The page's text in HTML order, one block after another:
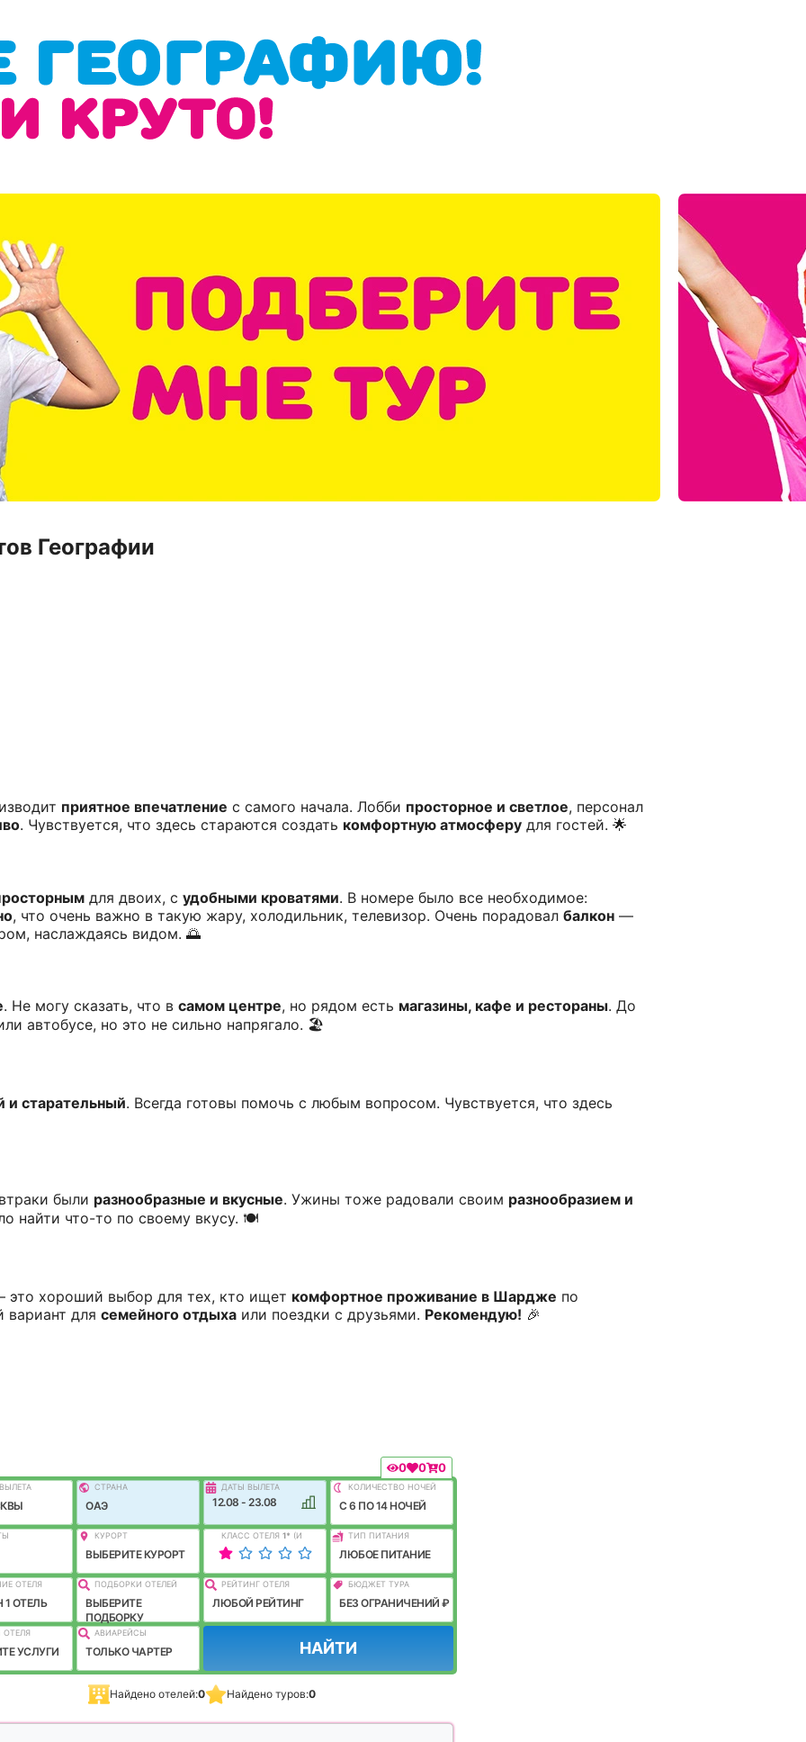
Географии
приятное впечатление с самого начала. Лобби просторное и светлое, персонал
. Чувствуется, что здесь стараются создать комфортную атмосферу для гостей. 🌟
для двоих, с удобными кроватями. В номере было все необходимое:
, что очень важно в такую жару, холодильник, телевизор. Очень порадовал балкон —
наслаждаясь видом. 🌅
. Не могу сказать, что в самом центре, но рядом есть магазины, кафе и рестораны. До
автобусе, но это не сильно напрягало. 🏖️
и старательный. Всегда готовы помочь с любым вопросом. Чувствуется, что здесь
были разнообразные и вкусные. Ужины тоже радовали своим разнообразием и
найти что-то по своему вкусу. 🍽️
это хороший выбор для тех, кто ищет комфортное проживание в Шардже по
вариант для семейного отдыха или поездки с друзьями. Рекомендую! 🎉
0 0 0
СТРАНА
ОАЭ
ДАТЫ ВЫЛЕТА
12.08 - 23.08
КОЛИЧЕСТВО НОЧЕЙ
C 6 ПО 14 НОЧЕЙ
КУРОРТ
ВЫБЕРИТЕ КУРОРТ
КЛАСС ОТЕЛЯ 1* (И
ЛУЧШЕ)
ТИП ПИТАНИЯ
ЛЮБОЕ ПИТАНИЕ
ОТЕЛЯ
ОТЕЛЬ
ПОДБОРКИ ОТЕЛЕЙ
ВЫБЕРИТЕ
ПОДБОРКУ
РЕЙТИНГ ОТЕЛЯ
ЛЮБОЙ РЕЙТИНГ
БЮДЖЕТ ТУРА
БЕЗ ОГРАНИЧЕНИЙ ₽
ОТЕЛЯ
УСЛУГИ
АВИАРЕЙСЫ
ТОЛЬКО ЧАРТЕР НАЙТИ
Найдено отелей:0 Найдено туров:0